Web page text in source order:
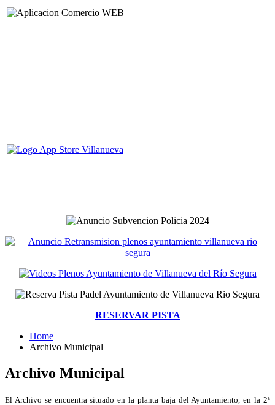
RESERVAR PISTA
Home
Archivo Municipal
Archivo Municipal
El Archivo se encuentra situado en la planta baja del Ayuntamiento, en la 2ª